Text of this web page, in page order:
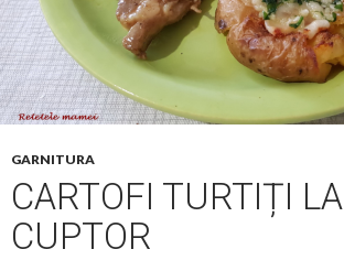
GARNITURA
CARTOFI TURTIȚI LA
CUPTOR